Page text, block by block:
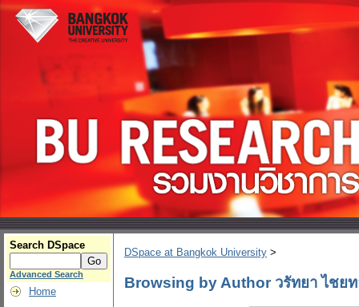
Search DSpace
Advanced Search
Home
DSpace at Bangkok University >
Browsing by Author วรัทยา ไชยท